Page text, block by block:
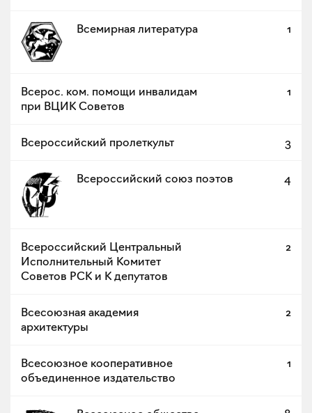
Всемирная литература 1
Всерос. ком. помощи инвалидам
при ВЦИК Советов
1
Всероссийский пролеткульт 3
Всероссийский союз поэтов 4
Всероссийский Центральный
Исполнительный Комитет
Советов РСК и К депутатов
2
Всесоюзная академия
архитектуры
2
Всесоюзное кооперативное
объединенное издательство
1